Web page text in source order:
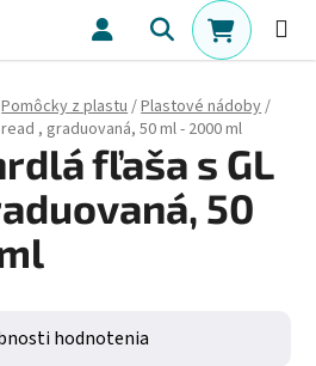
Hľadať
Pomôcky z plastu/Plastové nádoby/
, graduovaná, 50 ml - 2000 ml
fľaša s GL
50
je 0,0 z 5 hviezdičiek.
hodnotenia